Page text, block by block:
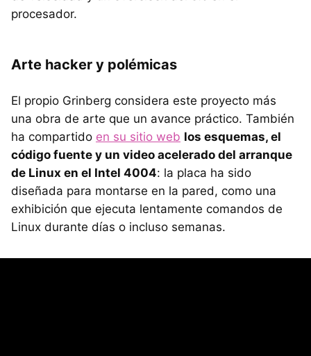
procesador.
Arte hacker y polémicas
El propio Grinberg considera este proyecto más
una obra de arte que un avance práctico. También
ha compartido en su sitio web los esquemas, el
código fuente y un video acelerado del arranque
de Linux en el Intel 4004: la placa ha sido
diseñada para montarse en la pared, como una
exhibición que ejecuta lentamente comandos de
Linux durante días o incluso semanas.